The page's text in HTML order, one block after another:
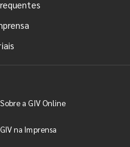
Sobre a GIV Online
GIV na Imprensa